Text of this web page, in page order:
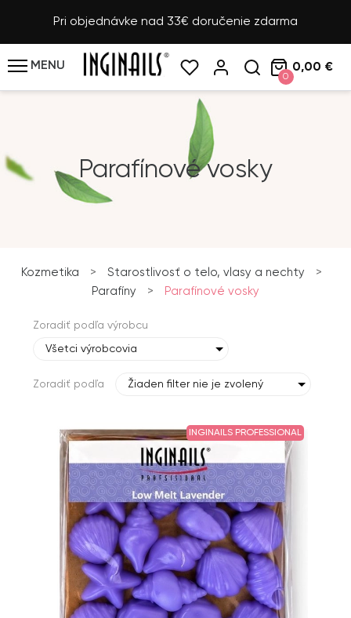
Pri objednávke nad 33€ doručenie zdarma
MENU
0
0,00 €
Parafínové vosky
Kozmetika > Starostlivosť o telo, vlasy a nechty
>
Parafíny
> Parafínové vosky
Zoradiť podľa výrobcu
Všetci výrobcovia
Zoradiť podľa Žiaden filter nie je zvolený
INGINAILS PROFESSIONAL